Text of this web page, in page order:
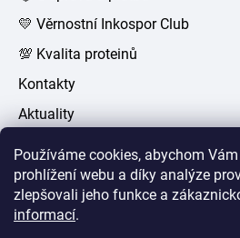
Používáme cookies, abychom
prohlížení webu a díky analýze
zlepšovali jeho funkce a
informací.
💛 Věrnostní Inkospor Club
💯 Kvalita proteinů
Kontakty
Aktuality
Ochrana osobních údajů
Loga ke stažení